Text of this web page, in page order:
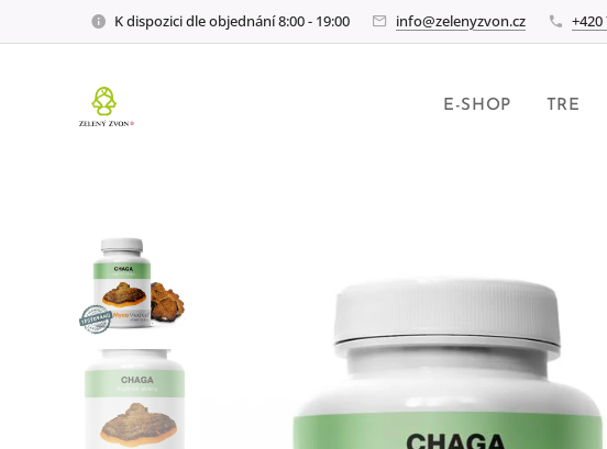
K dispozici dle objednání 8:00 - 19:00 info@zelenyzvon.cz +420
E-SHOP TRE